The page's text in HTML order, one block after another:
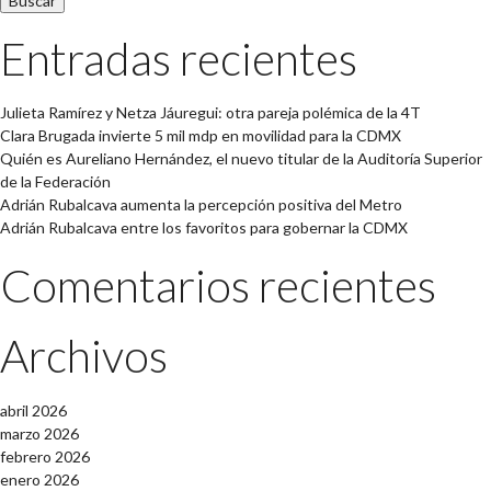
Entradas recientes
Julieta Ramírez y Netza Jáuregui: otra pareja polémica de la 4T
Clara Brugada invierte 5 mil mdp en movilidad para la CDMX
Quién es Aureliano Hernández, el nuevo titular de la Auditoría Superior
de la Federación
Adrián Rubalcava aumenta la percepción positiva del Metro
Adrián Rubalcava entre los favoritos para gobernar la CDMX
Comentarios recientes
Archivos
abril 2026
marzo 2026
febrero 2026
enero 2026